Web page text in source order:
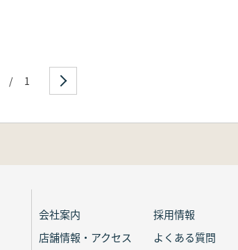
/ 1
会社案内
採用情報
店舗情報・アクセス
よくある質問